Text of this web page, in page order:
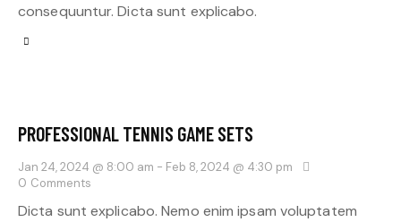
consequuntur. Dicta sunt explicabo.
PROFESSIONAL TENNIS GAME SETS
Jan 24, 2024 @ 8:00 am - Feb 8, 2024 @ 4:30 pm
0 Comments
Dicta sunt explicabo. Nemo enim ipsam voluptatem